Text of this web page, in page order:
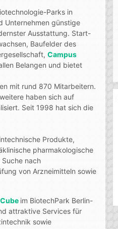
Parks in
Unternehmen günstige
Ausstattung. Start-
Baufelder des
Campus
Belangen und bietet
mit rund 870 Mitarbeitern.
haben sich auf
Seit 1998 hat sich die
Produkte,
pharmakologische
Suche nach
von Arzneimitteln sowie
im BiotechPark Berlin-
attraktive Services für
sowie